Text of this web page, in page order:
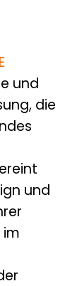
und
die
und